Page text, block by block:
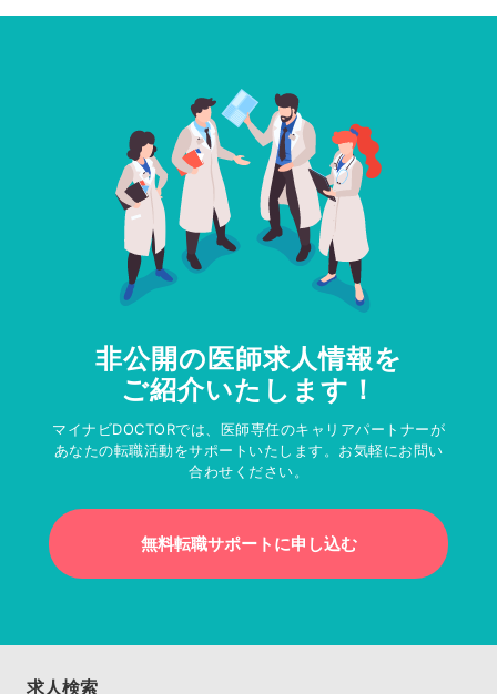
非公開の医師求人情報を
ご紹介いたします！
マイナビDOCTORでは、医師専任のキャリアパートナーが
あなたの転職活動をサポートいたします。お気軽にお問い
合わせください。
無料転職サポートに申し込む
求人検索